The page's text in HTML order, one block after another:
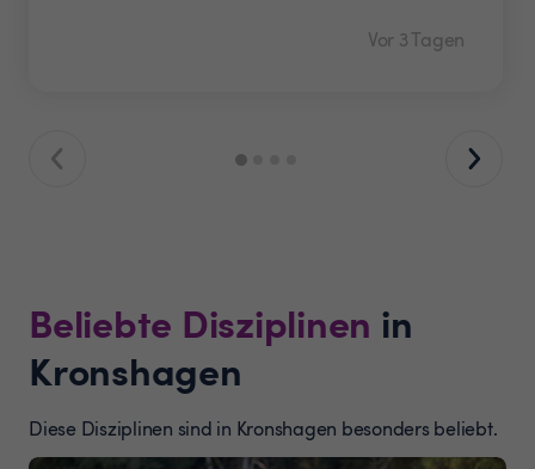
Vor 3 Tagen
Beliebte Disziplinen in
Kronshagen
Diese Disziplinen sind in Kronshagen besonders beliebt.